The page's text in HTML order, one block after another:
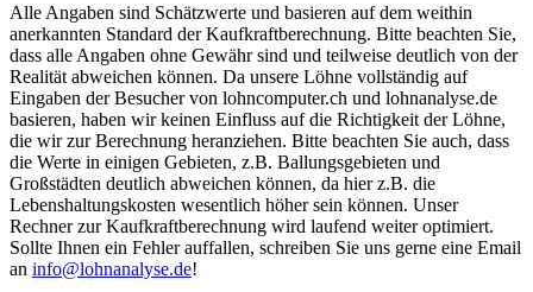
Alle Angaben sind Schätzwerte und basieren auf dem weithin
anerkannten Standard der Kaufkraftberechnung. Bitte beachten Sie,
dass alle Angaben ohne Gewähr sind und teilweise deutlich von der
Realität abweichen können. Da unsere Löhne vollständig auf
Eingaben der Besucher von lohncomputer.ch und lohnanalyse.de
basieren, haben wir keinen Einfluss auf die Richtigkeit der Löhne,
die wir zur Berechnung heranziehen. Bitte beachten Sie auch, dass
die Werte in einigen Gebieten, z.B. Ballungsgebieten und
Großstädten deutlich abweichen können, da hier z.B. die
Lebenshaltungskosten wesentlich höher sein können. Unser
Rechner zur Kaufkraftberechnung wird laufend weiter optimiert.
Sollte Ihnen ein Fehler auffallen, schreiben Sie uns gerne eine Email
an info@lohnanalyse.de!